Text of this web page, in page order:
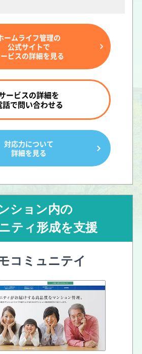
ームライフ管理の
公式サイトで
ビスの詳細を見る
ービスの詳細を
話で問い合わせる
対応力について
詳細を見る
ション内の
ティ形成を支援
コミュニテイ